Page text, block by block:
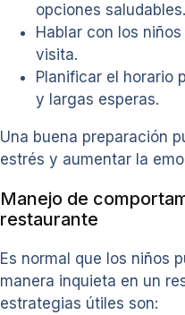
opciones saludables.
Hablar con los
visita.
Planificar el horario
y largas esperas.
Una buena preparación
estrés y aumentar la
Manejo de
restaurante
Es normal que los niños
manera inquieta en un
estrategias útiles son: